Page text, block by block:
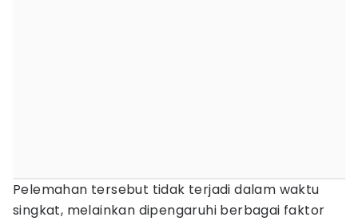
Pelemahan tersebut tidak terjadi dalam waktu
singkat, melainkan dipengaruhi berbagai faktor